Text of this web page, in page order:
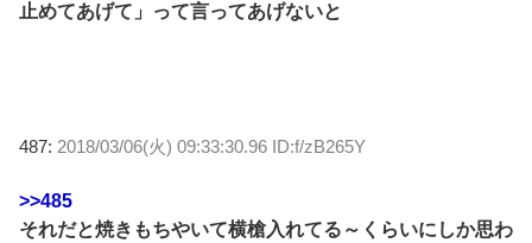
止めてあげて」って言ってあげないと
487: 2018/03/06(火) 09:33:30.96 ID:f/zB265Y
>>485
それだと焼きもちやいて横槍入れてる～くらいにしか思わ